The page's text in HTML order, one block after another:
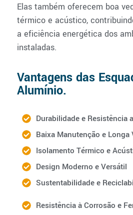
Elas também oferecem boa
térmico e acústico,
a eficiência energética dos
instaladas.
Vantagens das
Alumínio.
Durabilidade e Resistência
Baixa Manutenção e Longa
Isolamento Térmico e
Design Moderno e Versátil
Sustentabilidade e
Resistência à Corrosão e